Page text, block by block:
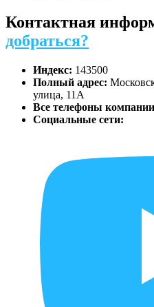
Контактная
добраться?
Индекс: 143500
Полный адрес:
улица, 11А
Все телефоны
Социальные сети: